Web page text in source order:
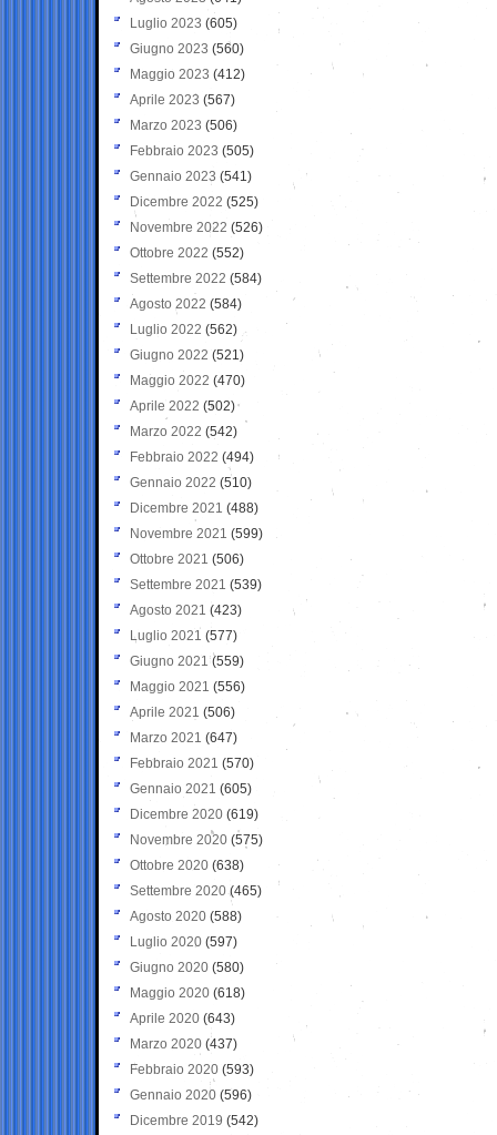
Luglio 2023 (605)
Giugno 2023 (560)
Maggio 2023 (412)
Aprile 2023 (567)
Marzo 2023 (506)
Febbraio 2023 (505)
Gennaio 2023 (541)
Dicembre 2022 (525)
Novembre 2022 (526)
Ottobre 2022 (552)
Settembre 2022 (584)
Agosto 2022 (584)
Luglio 2022 (562)
Giugno 2022 (521)
Maggio 2022 (470)
Aprile 2022 (502)
Marzo 2022 (542)
Febbraio 2022 (494)
Gennaio 2022 (510)
Dicembre 2021 (488)
Novembre 2021 (599)
Ottobre 2021 (506)
Settembre 2021 (539)
Agosto 2021 (423)
Luglio 2021 (577)
Giugno 2021(559)
Maggio 2021 (556)
Aprile 2021 (506)
Marzo 2021 (647)
Febbraio 2021 (570)
Gennaio 2021 (605)
Dicembre 2020 (619)
Novembre 2020 (575)
Ottobre 2020 (638)
Settembre 2020(465)
Agosto 2020 (588)
Luglio 2020 (597)
Giugno 2020 (580)
Maggio 2020 (618)
Aprile 2020 (643)
Marzo 2020 (437)
Febbraio 2020 (593)
Gennaio 2020 (596)
Dicembre 2019 (542)